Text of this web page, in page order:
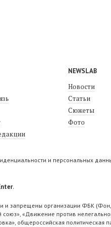
NEWSLAB
Новости
Статьи
Сюжеты
Фото
и персональных
.
и запрещены организации ФБК
«Движение против
общероссийская